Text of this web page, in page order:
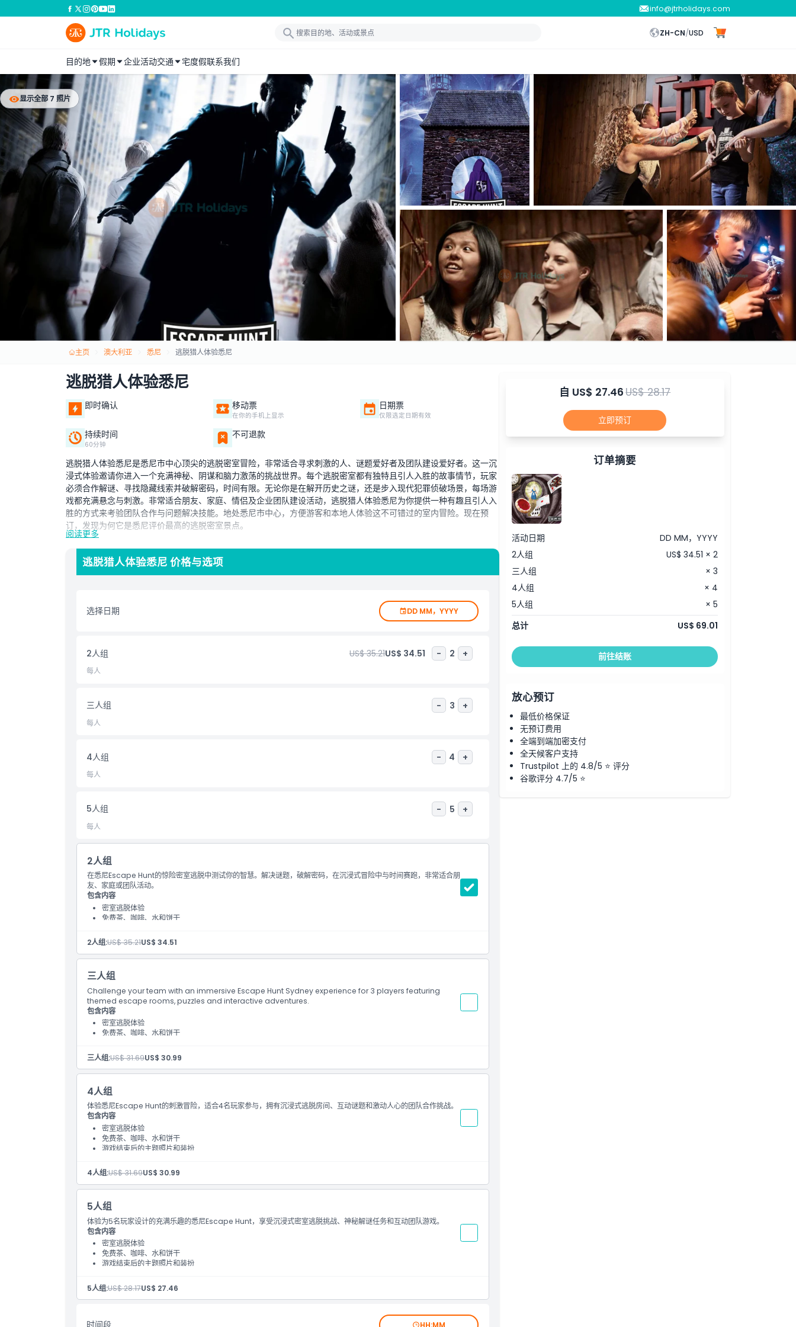
info@jtrholidays.com
ZH-CN/USD
目的地 假期 企业活动交通 宅度假联系我们
显示全部 7 照片
主页 澳大利亚 悉尼 逃脱猎人体验悉尼
逃脱猎人体验悉尼
即时确认 移动票
在你的手机上显示
日期票
仅限选定日期有效
持续时间
60分钟
不可退款
逃脱猎人体验悉尼是悉尼市中心顶尖的逃脱密室冒险，非常适合寻求刺激的人、谜题爱好者及团队建设爱好者。这一沉
浸式体验邀请你进入一个充满神秘、阴谋和脑力激荡的挑战世界。每个逃脱密室都有独特且引人入胜的故事情节，玩家
必须合作解谜、寻找隐藏线索并破解密码，时间有限。无论你是在解开历史之谜，还是步入现代犯罪侦破场景，每场游
戏都充满悬念与刺激。非常适合朋友、家庭、情侣及企业团队建设活动，逃脱猎人体验悉尼为你提供一种有趣且引人入
胜的方式来考验团队合作与问题解决技能。地处悉尼市中心，方便游客和本地人体验这不可错过的室内冒险。现在预
订，发现为何它是悉尼评价最高的逃脱密室景点。
亮点
排除项
不适合
如何兑换
取消政策
阅读更多
逃脱猎人体验悉尼 价格与选项
选择日期 DD MM，YYYY
2人组 US$ 35.21US$ 34.51 - 2 +
每人
三人组 - 3 +
每人
4人组 - 4 +
每人
5人组 - 5 +
每人
2人组
在悉尼Escape Hunt的惊险密室逃脱中测试你的智慧。解决谜题，破解密码，在沉浸式冒险中与时间赛跑，非常适合朋
友、家庭或团队活动。
包含内容
密室逃脱体验
免费茶、咖啡、水和饼干
2人组:US$ 35.21US$ 34.51
三人组
Challenge your team with an immersive Escape Hunt Sydney experience for 3 players featuring
themed escape rooms, puzzles and interactive adventures.
包含内容
密室逃脱体验
免费茶、咖啡、水和饼干
三人组:US$ 31.69US$ 30.99
4人组
体验悉尼Escape Hunt的刺激冒险，适合4名玩家参与，拥有沉浸式逃脱房间、互动谜题和激动人心的团队合作挑战。
包含内容
密室逃脱体验
免费茶、咖啡、水和饼干
游戏结束后的主题照片和装扮
4人组:US$ 31.69US$ 30.99
5人组
体验为5名玩家设计的充满乐趣的悉尼Escape Hunt，享受沉浸式密室逃脱挑战、神秘解谜任务和互动团队游戏。
包含内容
密室逃脱体验
免费茶、咖啡、水和饼干
游戏结束后的主题照片和装扮
5人组:US$ 28.17US$ 27.46
时间段 HH:MM
自 US$ 27.46US$ 28.17
立即预订
订单摘要
活动日期
DD MM，YYYY
2人组
US$ 34.51 × 2
三人组
× 3
4人组
× 4
5人组
× 5
总计
US$ 69.01
前往结账
放心预订
最低价格保证
无预订费用
全端到端加密支付
全天候客户支持
Trustpilot 上的 4.8/5 ⭐ 评分
谷歌评分 4.7/5 ⭐